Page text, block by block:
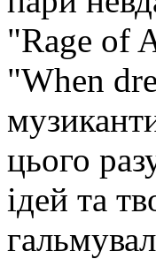
"Rage of
"When
цього
ідей та